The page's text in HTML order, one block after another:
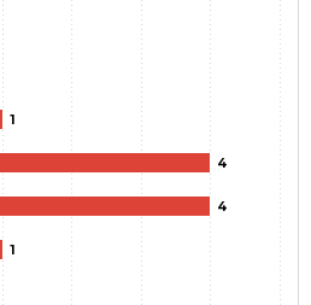
1
4
4
1